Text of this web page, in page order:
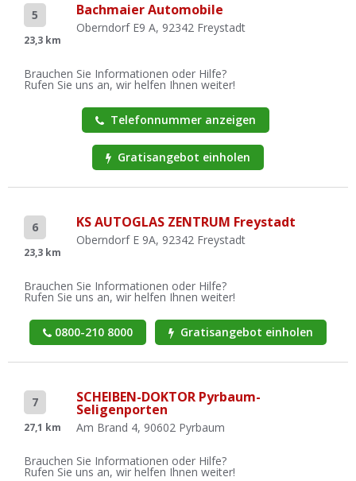
5
23,3 km
Bachmaier Automobile
Oberndorf E9 A, 92342 Freystadt
Brauchen Sie Informationen oder Hilfe?
Rufen Sie uns an, wir helfen Ihnen weiter!
Telefonnummer anzeigen
Gratisangebot einholen
6
23,3 km
KS AUTOGLAS ZENTRUM Freystadt
Oberndorf E 9A, 92342 Freystadt
Brauchen Sie Informationen oder Hilfe?
Rufen Sie uns an, wir helfen Ihnen weiter!
0800-210 8000 Gratisangebot einholen
7
27,1 km
SCHEIBEN-DOKTOR Pyrbaum-
Seligenporten
Am Brand 4, 90602 Pyrbaum
Brauchen Sie Informationen oder Hilfe?
Rufen Sie uns an, wir helfen Ihnen weiter!